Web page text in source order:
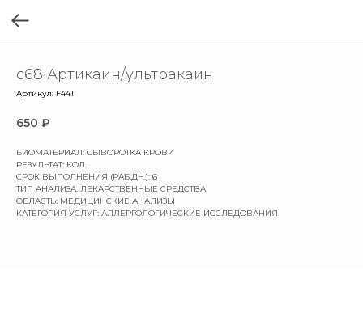
c68 Артикаин/ультракаин
Артикул: F441
650 ₽
БИОМАТЕРИАЛ: СЫВОРОТКА КРОВИ
РЕЗУЛЬТАТ: КОЛ.
СРОК ВЫПОЛНЕНИЯ (РАБ.ДН.): 6
ТИП АНАЛИЗА: ЛЕКАРСТВЕННЫЕ СРЕДСТВА
ОБЛАСТЬ: МЕДИЦИНСКИЕ АНАЛИЗЫ
КАТЕГОРИЯ УСЛУГ: АЛЛЕРГОЛОГИЧЕСКИЕ ИССЛЕДОВАНИЯ